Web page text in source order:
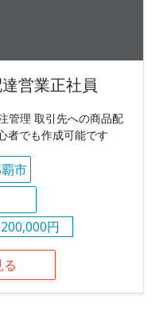
営業正社員
管理 取引先への商品配
者でも作成可能です
市
円